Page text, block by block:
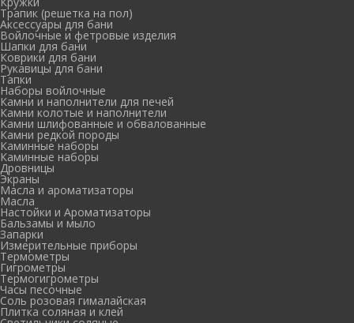
Трапик (решетка на пол)
Аксессуары для бани
Войлочные и фетровые изделия
Шапки для бани
Коврики для бани
Рукавицы для бани
Тапки
Наборы войлочные
Камни и наполнители для печей
Камни колотые и наполнители
Камни шлифованные и обвалованные
Камни редкой породы
Каминные наборы
Каминные наборы
Дровницы
Экраны
Масла и ароматизаторы
Масла
Настойки и Ароматизаторы
Бальзамы и мыло
Запарки
Измерительные приборы
Термометры
Гигрометры
Термогигрометры
Часы песочные
Соль розовая гималайская
Плитка соляная и клей